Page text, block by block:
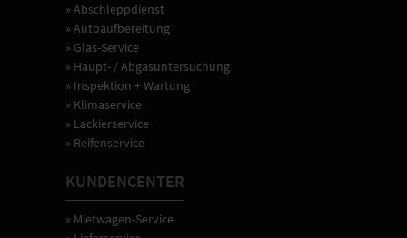
» Abschleppdienst
» Autoaufbereitung
» Glas-Service
» Haupt- / Abgasuntersuchung
» Inspektion + Wartung
» Klimaservice
» Lackierservice
» Reifenservice
KUNDENCENTER
» Mietwagen-Service